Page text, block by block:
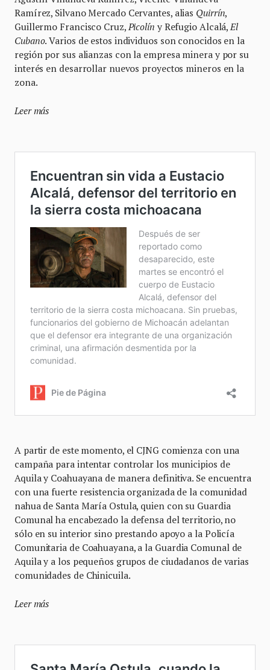
Ramírez, Silvano Mercado Cervantes, alias Quirrín,
Guillermo Francisco Cruz, Picolín y Refugio Alcalá, El
Cubano. Varios de estos individuos son conocidos en la
región por sus alianzas con la empresa minera y por su
interés en desarrollar nuevos proyectos mineros en la
zona.
Leer más
A partir de este momento, el CJNG comienza con una
campaña para intentar controlar los municipios de
Aquila y Coahuayana de manera definitiva. Se encuentra
con una fuerte resistencia organizada de la comunidad
nahua de Santa María Ostula, quien con su Guardia
Comunal ha encabezado la defensa del territorio, no
sólo en su interior sino prestando apoyo a la Policía
Comunitaria de Coahuayana, a la Guardia Comunal de
Aquila y a los pequeños grupos de ciudadanos de varias
comunidades de Chinicuila.
Leer más